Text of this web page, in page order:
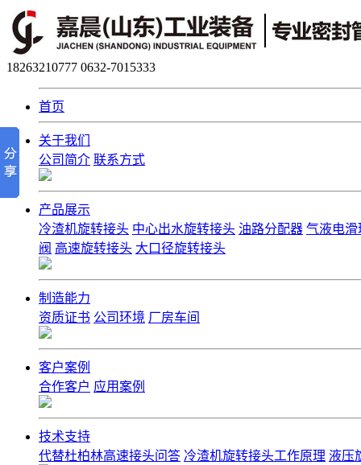
18263210777 0632-7015333
首页
关于我们
公司简介 联系方式
产品展示
冷渣机旋转接头 中心出水旋转接头 油路分配器 气液电滑
阀 高速旋转接头 大口径旋转接头
制造能力
资质证书 公司环境 厂房车间
客户案例
合作客户 应用案例
技术支持
代替杜柏林高速接头问答 冷渣机旋转接头工作原理 液压